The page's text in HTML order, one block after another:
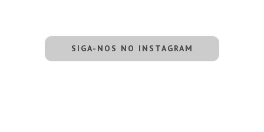
SIGA-NOS NO INSTAGRAM